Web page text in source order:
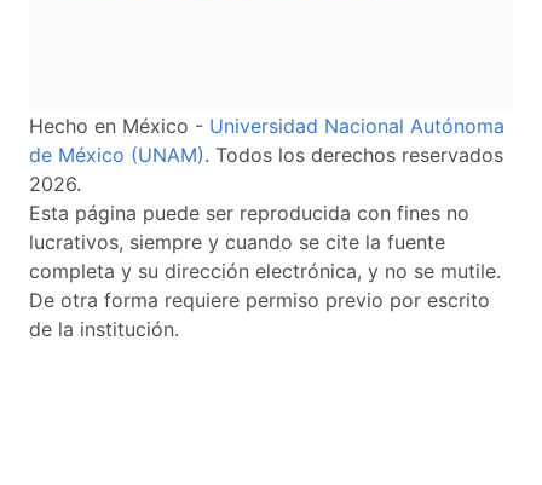
Hecho en México - Universidad Nacional Autónoma
de México (UNAM). Todos los derechos reservados
2026.
Esta página puede ser reproducida con fines no
lucrativos, siempre y cuando se cite la fuente
completa y su dirección electrónica, y no se mutile.
De otra forma requiere permiso previo por escrito
de la institución.